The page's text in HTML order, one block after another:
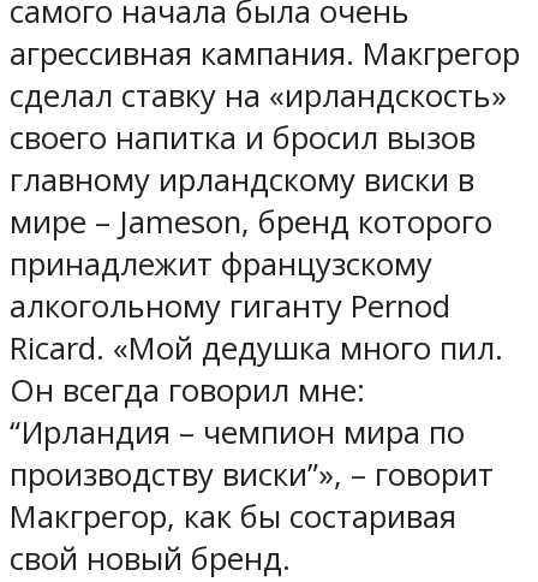
самого начала была очень
агрессивная кампания. Макгрегор
сделал ставку на «ирландскость»
своего напитка и бросил вызов
главному ирландскому виски в
мире – Jameson, бренд которого
принадлежит французскому
алкогольному гиганту Pernod
Ricard. «Мой дедушка много пил.
Он всегда говорил мне:
“Ирландия – чемпион мира по
производству виски”», – говорит
Макгрегор, как бы состаривая
свой новый бренд.